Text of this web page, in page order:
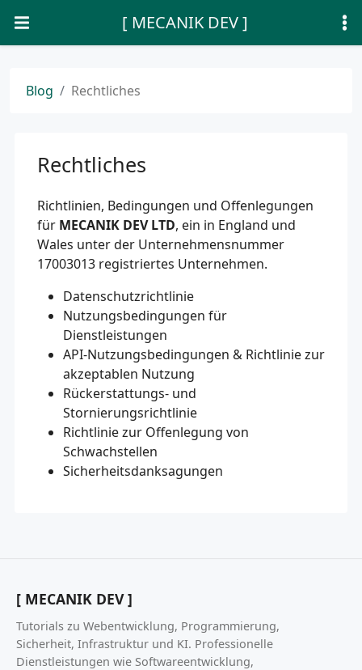
[ MECANIK DEV ]
Blog Rechtliches
Rechtliches
Richtlinien, Bedingungen und Offenlegungen
für MECANIK DEV LTD, ein in England und
Wales unter der Unternehmensnummer
17003013 registriertes Unternehmen.
Datenschutzrichtlinie
Nutzungsbedingungen für
Dienstleistungen
API-Nutzungsbedingungen & Richtlinie zur
akzeptablen Nutzung
Rückerstattungs- und
Stornierungsrichtlinie
Richtlinie zur Offenlegung von
Schwachstellen
Sicherheitsdanksagungen
[ MECANIK DEV ]
Tutorials zu Webentwicklung, Programmierung,
Sicherheit, Infrastruktur und KI. Professionelle
Dienstleistungen wie Softwareentwicklung,